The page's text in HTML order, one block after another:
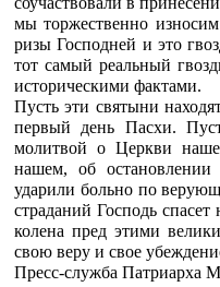
мы торжественно
ризы Господней и это
тот самый реальный
историческими фактами.
Пусть эти святыни
первый день Пасхи.
молитвой о Церкви
нашем, об остановлении
ударили больно по
страданий Господь
колена пред этими
свою веру и свое
Пресс-служба Патриарха